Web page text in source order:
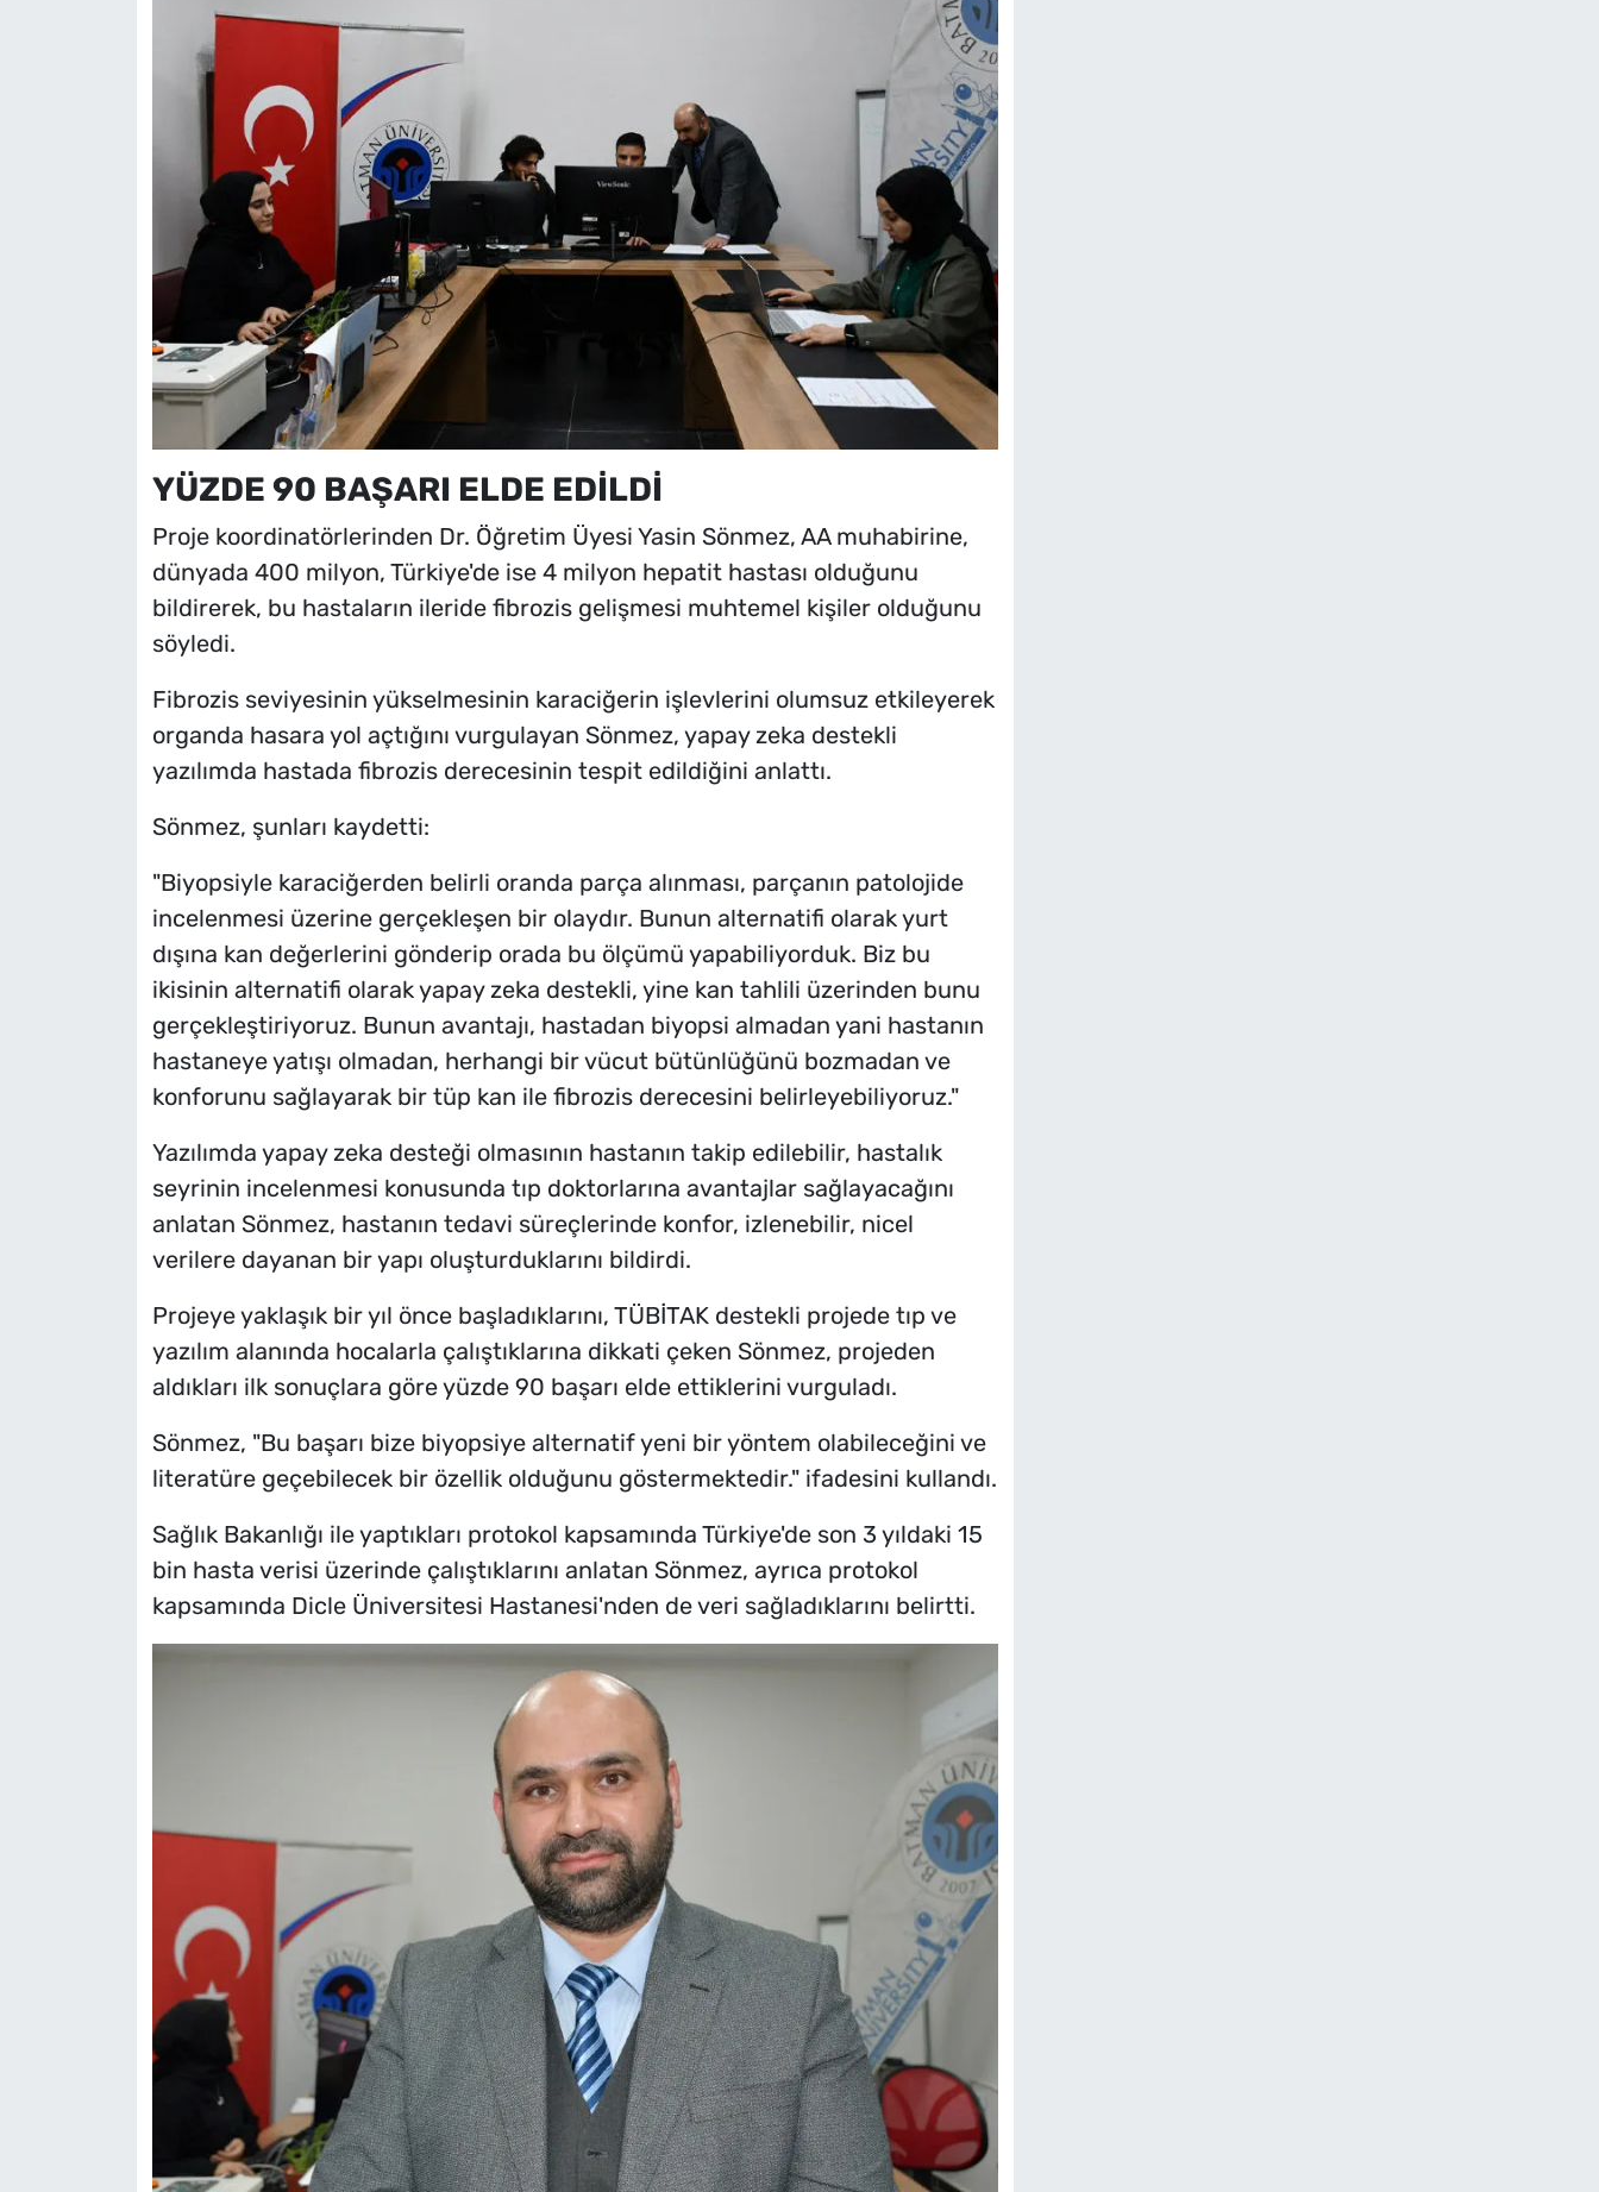
YÜZDE 90 BAŞARI ELDE EDİLDİ
Proje koordinatörlerinden Dr. Öğretim Üyesi Yasin Sönmez, AA muhabirine,
dünyada 400 milyon, Türkiye'de ise 4 milyon hepatit hastası olduğunu
bildirerek, bu hastaların ileride fibrozis gelişmesi muhtemel kişiler olduğunu
söyledi.
Fibrozis seviyesinin yükselmesinin karaciğerin işlevlerini olumsuz etkileyerek
organda hasara yol açtığını vurgulayan Sönmez, yapay zeka destekli
yazılımda hastada fibrozis derecesinin tespit edildiğini anlattı.
Sönmez, şunları kaydetti:
"Biyopsiyle karaciğerden belirli oranda parça alınması, parçanın patolojide
incelenmesi üzerine gerçekleşen bir olaydır. Bunun alternatifi olarak yurt
dışına kan değerlerini gönderip orada bu ölçümü yapabiliyorduk. Biz bu
ikisinin alternatifi olarak yapay zeka destekli, yine kan tahlili üzerinden bunu
gerçekleştiriyoruz. Bunun avantajı, hastadan biyopsi almadan yani hastanın
hastaneye yatışı olmadan, herhangi bir vücut bütünlüğünü bozmadan ve
konforunu sağlayarak bir tüp kan ile fibrozis derecesini belirleyebiliyoruz."
Yazılımda yapay zeka desteği olmasının hastanın takip edilebilir, hastalık
seyrinin incelenmesi konusunda tıp doktorlarına avantajlar sağlayacağını
anlatan Sönmez, hastanın tedavi süreçlerinde konfor, izlenebilir, nicel
verilere dayanan bir yapı oluşturduklarını bildirdi.
Projeye yaklaşık bir yıl önce başladıklarını, TÜBİTAK destekli projede tıp ve
yazılım alanında hocalarla çalıştıklarına dikkati çeken Sönmez, projeden
aldıkları ilk sonuçlara göre yüzde 90 başarı elde ettiklerini vurguladı.
Sönmez, "Bu başarı bize biyopsiye alternatif yeni bir yöntem olabileceğini ve
literatüre geçebilecek bir özellik olduğunu göstermektedir." ifadesini kullandı.
Sağlık Bakanlığı ile yaptıkları protokol kapsamında Türkiye'de son 3 yıldaki 15
bin hasta verisi üzerinde çalıştıklarını anlatan Sönmez, ayrıca protokol
kapsamında Dicle Üniversitesi Hastanesi'nden de veri sağladıklarını belirtti.